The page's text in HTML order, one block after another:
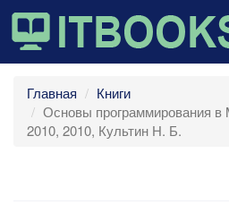
Главная
Книги
Основы программирования в
2010, 2010, Культин Н. Б.